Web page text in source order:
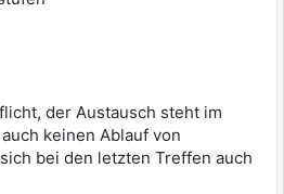
der Austausch steht im
keinen Ablauf von
bei den letzten Treffen auch